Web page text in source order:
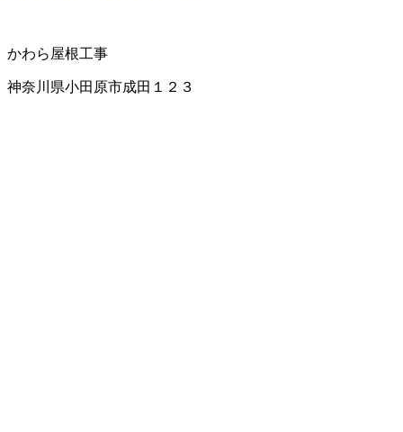
かわら 屋根工事
神奈川県小田原市成田１２３